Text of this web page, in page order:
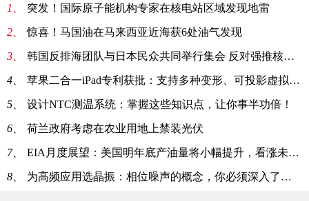
1、 突发！国际原子能机构专家在核电站区域发现地雷
2、 惊喜！马国油在马来西亚近海获6处油气发现
3、 韩国反排海团队与日本民众共同举行集会 反对强推核污染水排海
4、 苹果二合一iPad专利获批：支持多种变形、可投影虚拟键盘
5、 设计NTC测温系统：掌握这些知识点，让你事半功倍！
6、 荷兰政府考虑在农业用地上禁装光伏
7、 EIA月度展望：美国明年底产油量将小幅提升，看涨未来油价
8、 为高频应用选晶振：相位噪声的概念，你必须深入了解一下！